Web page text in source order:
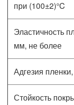
при (100±2)°C
Эластичность
мм, не более
Адгезия
Стойкость